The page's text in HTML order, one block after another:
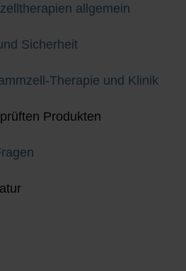
allgemein
Sicherheit
Therapie und Klinik
Produkten